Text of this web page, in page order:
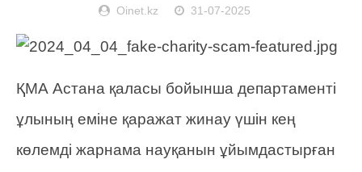
Oinet.kz 31-07-2025
ҚМА Астана қаласы бойынша департаменті
ұлының еміне қаражат жинау үшін кең
көлемді жарнама науқанын ұйымдастырған